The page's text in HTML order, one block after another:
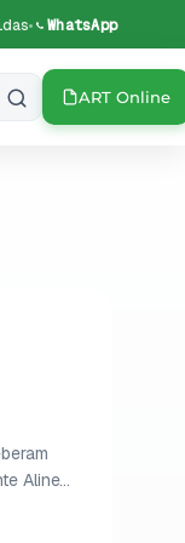
WhatsApp
ART Online
Aline